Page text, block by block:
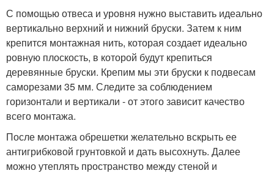
С помощью отвеса и уровня нужно выставить идеально
вертикально верхний и нижний бруски. Затем к ним
крепится монтажная нить, которая создает идеально
ровную плоскость, в которой будут крепиться
деревянные бруски. Крепим мы эти бруски к подвесам
саморезами 35 мм. Следите за соблюдением
горизонтали и вертикали - от этого зависит качество
всего монтажа.
После монтажа обрешетки желательно вскрыть ее
антигрибковой грунтовкой и дать высохнуть. Далее
можно утеплять пространство между стеной и